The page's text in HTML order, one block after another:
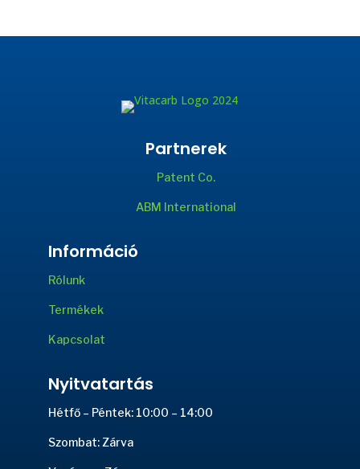
Partnerek
Patent Co.
ABM International
Információ
Rólunk
Termékek
Kapcsolat
Nyitvatartás
Hétfő – Péntek: 10:00 – 14:00
Szombat: Zárva